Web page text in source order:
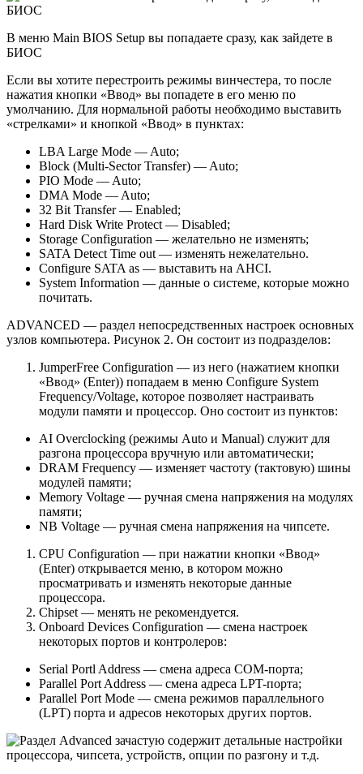
В меню Main BIOS Setup вы попадаете сразу, как зайдете в
БИОС
Если вы хотите перестроить режимы винчестера, то после
нажатия кнопки «Ввод» вы попадете в его меню по
умолчанию. Для нормальной работы необходимо выставить
«стрелками» и кнопкой «Ввод» в пунктах:
LBA Large Mode — Auto;
Block (Multi-Sector Transfer) — Auto;
PIO Mode — Auto;
DMA Mode — Auto;
32 Bit Transfer — Enabled;
Hard Disk Write Protect — Disabled;
Storage Configuration — желательно не изменять;
SATA Detect Time out — изменять нежелательно.
Configure SATA as — выставить на AHCI.
System Information — данные о системе, которые можно
почитать.
ADVANCED — раздел непосредственных настроек основных
узлов компьютера. Рисунок 2. Он состоит из подразделов:
JumperFree Configuration — из него (нажатием кнопки
«Ввод» (Enter)) попадаем в меню Configure System
Frequency/Voltage, которое позволяет настраивать
модули памяти и процессор. Оно состоит из пунктов:
AI Overclocking (режимы Auto и Manual) служит для
разгона процессора вручную или автоматически;
DRAM Frequency — изменяет частоту (тактовую) шины
модулей памяти;
Memory Voltage — ручная смена напряжения на модулях
памяти;
NB Voltage — ручная смена напряжения на чипсете.
CPU Configuration — при нажатии кнопки «Ввод»
(Enter) открывается меню, в котором можно
просматривать и изменять некоторые данные
процессора.
Chipset — менять не рекомендуется.
Onboard Devices Configuration — смена настроек
некоторых портов и контролеров:
Serial Portl Address — смена адреса COM-порта;
Parallel Port Address — смена адреса LPT-порта;
Parallel Port Mode — смена режимов параллельного
(LPT) порта и адресов некоторых других портов.